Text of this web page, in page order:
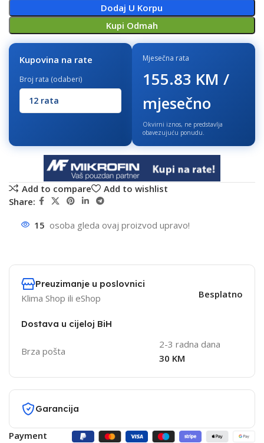
Dodaj U Korpu
Kupi Odmah
Kupovina na rate
Broj rata (odaberi)
Mjesečna rata
155.83 KM /
mjesečno
Okvirni iznos, ne predstavlja
obavezujuću ponudu.
Add to compare
Add to wishlist
Share:
15 osoba gleda ovaj proizvod upravo!
Preuzimanje u poslovnici
Klima Shop ili eShop Besplatno
Dostava u cijeloj BiH
Brza pošta
2-3 radna dana
30 KM
Garancija
Payment